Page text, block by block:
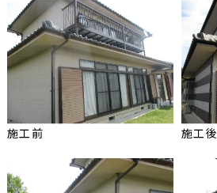
施工前 施工後